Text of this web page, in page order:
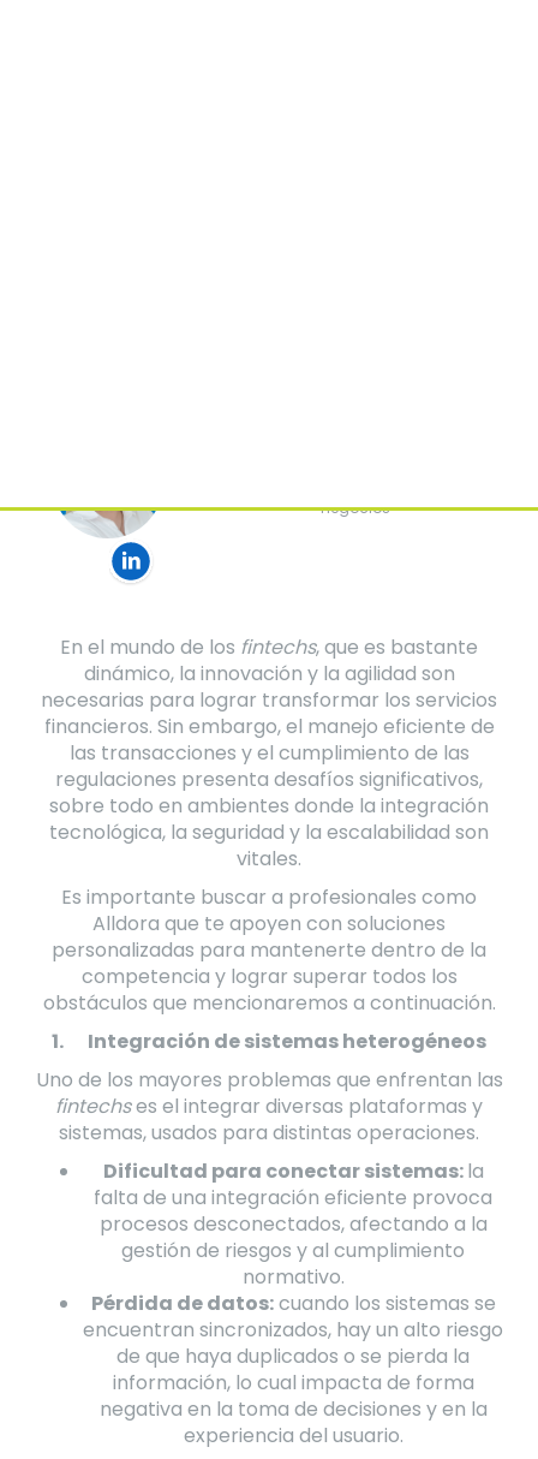
negocios
En el mundo de los fintechs, que es bastante
dinámico, la innovación y la agilidad son
necesarias para lograr transformar los servicios
financieros. Sin embargo, el manejo eficiente de
las transacciones y el cumplimiento de las
regulaciones presenta desafíos significativos,
sobre todo en ambientes donde la integración
tecnológica, la seguridad y la escalabilidad son
vitales.
Es importante buscar a profesionales como
Alldora que te apoyen con soluciones
personalizadas para mantenerte dentro de la
competencia y lograr superar todos los
obstáculos que mencionaremos a continuación.
1.
Integración de sistemas heterogéneos
Uno de los mayores problemas que enfrentan las
fintechses el integrar diversas plataformas y
sistemas, usados para distintas operaciones.
Dificultad para conectar sistemas:la
falta de una integración eficiente provoca
procesos desconectados, afectando a la
gestión de riesgos y al cumplimiento
normativo.
Pérdida de datos:cuando los sistemas se
encuentran sincronizados, hay un alto riesgo
de que haya duplicados o se pierda la
información, lo cual impacta de forma
negativa en la toma de decisiones y en la
experiencia del usuario.